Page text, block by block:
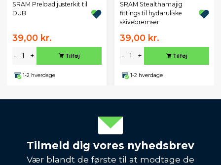
SRAM Preload justerkit til
DUB
39,00 kr.
- + Tilføj
1-2 hverdage
SRAM Stealthamajig
fittings til hydaruliske
skivebremser
39,00 kr.
- + Tilføj
1-2 hverdage
Tilmeld dig vores nyhedsbrev
Vær blandt de første til at modtage de